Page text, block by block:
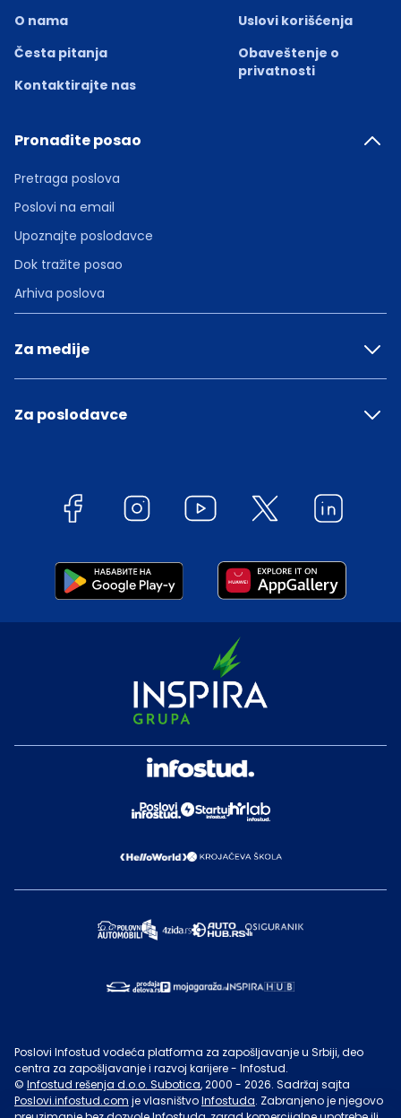
O nama
Česta pitanja
Kontaktirajte nas
Uslovi korišćenja
Obaveštenje o
privatnosti
Pronađite posao
Pretraga poslova
Poslovi na email
Upoznajte poslodavce
Dok tražite posao
Arhiva poslova
Za medije
Za poslodavce
Poslovi Infostud vodeća platforma za zapošljavanje u Srbiji, deo
centra za zapošljavanje i razvoj karijere - Infostud.
© Infostud rešenja d.o.o. Subotica, 2000 - 2026. Sadržaj sajta
Poslovi.infostud.com je vlasništvoInfostuda. Zabranjeno je njegovo